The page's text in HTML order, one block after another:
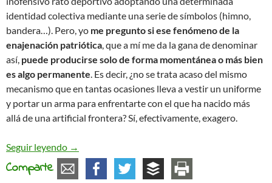
identidad colectiva mediante una serie de símbolos (himno,
bandera…). Pero, yo me pregunto si ese fenómeno de la
enajenación patriótica , que a mí me da la gana de denominar
así, puede producirse solo de forma momentánea o más bien
es algo permanente . Es decir, ¿no se trata acaso del mismo
mecanismo que en tantas ocasiones lleva a vestir un uniforme
y portar un arma para enfrentarte con el que ha nacido más
allá de una artificial frontera? Sí, efectivamente, exagero.
Seguir leyendo Sobre el fútbol (y otras reflexiones existenciales)
→
Comparte